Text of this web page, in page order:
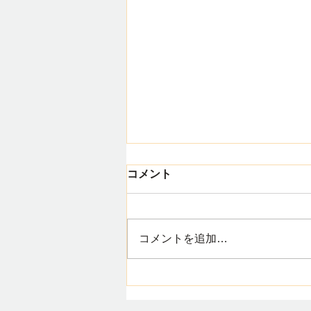
8月になりました
ワイ・トラストの渡辺です 8月に
ています こまめな水分補給や適
度な休憩を取りながら、無理のな
コメント
コメントを追加…